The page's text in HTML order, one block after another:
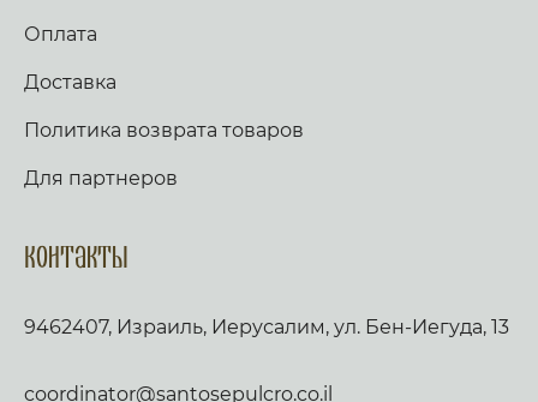
Оплата
Доставка
Политика возврата товаров
Для партнеров
Контакты
9462407, Израиль, Иерусалим, ул. Бен-Иегуда, 13
coordinator@santosepulcro.co.il